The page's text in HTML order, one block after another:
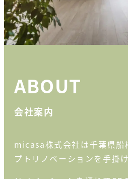
会社案内
ABOUT
micasa株式会社は千葉県船
プトリノベーションを手掛